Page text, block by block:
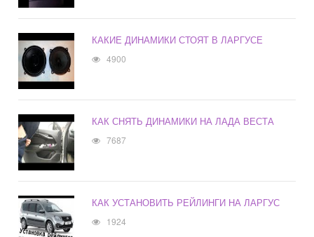
КАКИЕ ДИНАМИКИ СТОЯТ В ЛАРГУСЕ
4900
КАК СНЯТЬ ДИНАМИКИ НА ЛАДА ВЕСТА
7687
КАК УСТАНОВИТЬ РЕЙЛИНГИ НА ЛАРГУС
1924